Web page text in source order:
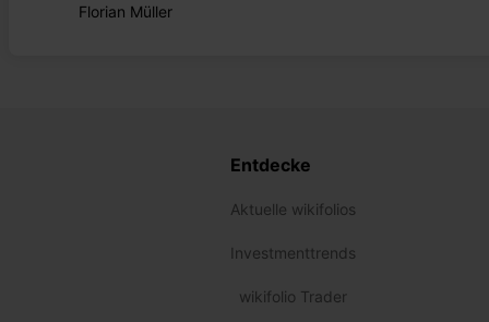
Florian Müller
Entdecke
Aktuelle wikifolios
Investmenttrends
wikifolio Trader